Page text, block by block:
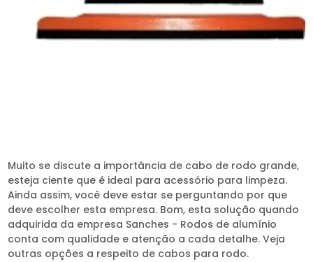
Muito se discute a importância de cabo de rodo grande,
esteja ciente que é ideal para acessório para limpeza.
Ainda assim, você deve estar se perguntando por que
deve escolher esta empresa. Bom, esta solução quando
adquirida da empresa Sanches - Rodos de alumínio
conta com qualidade e atenção a cada detalhe. Veja
outras opções a respeito de cabos para rodo.